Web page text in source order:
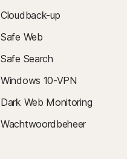
Cloudback-up
Safe Web
Safe Search
Windows 10-VPN
Dark Web Monitoring
Wachtwoordbeheer